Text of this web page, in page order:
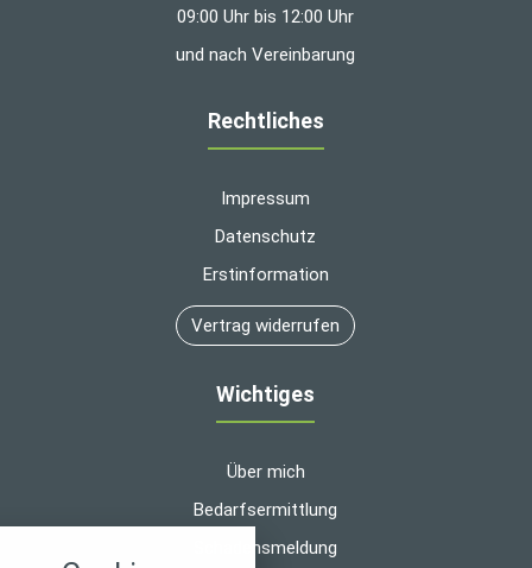
09:00 Uhr bis 12:00 Uhr
und nach Vereinbarung
Rechtliches
Impressum
Datenschutz
Erstinformation
Vertrag widerrufen
Wichtiges
Über mich
Bedarfsermittlung
Schadensmeldung